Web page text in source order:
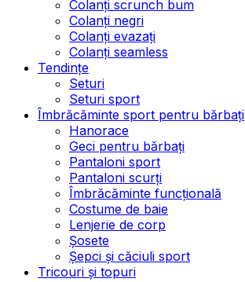
Colanți scrunch bum
Colanți negri
Colanți evazați
Colanți seamless
Tendințe
Seturi
Seturi sport
Îmbrăcăminte sport pentru bărbați
Hanorace
Geci pentru bărbați
Pantaloni sport
Pantaloni scurți
Îmbrăcăminte funcțională
Costume de baie
Lenjerie de corp
Șosete
Șepci și căciuli sport
Tricouri și topuri